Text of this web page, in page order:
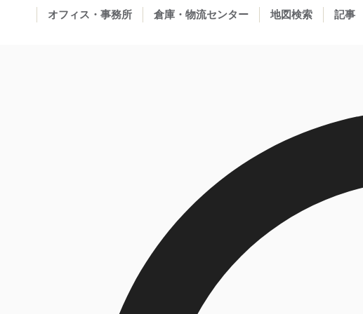
オフィス・事務所 倉庫・物流センター 地図検索 記事